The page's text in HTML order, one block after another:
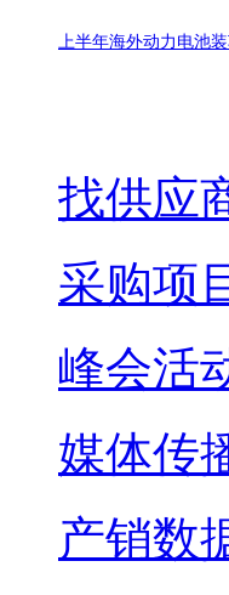
上半年海外动力电池
找供应
采购项
峰会活
媒体传
产销数